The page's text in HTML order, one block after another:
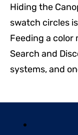
Hiding the
swatch circles
Feeding a
Search and
systems, and